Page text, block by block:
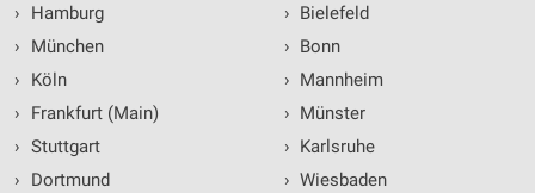
›
Hamburg
›
München
›
Köln
›
Frankfurt (Main)
› Stuttgart
›
Dortmund
› Bielefeld
› Bonn
› Mannheim
› Münster
› Karlsruhe
› Wiesbaden